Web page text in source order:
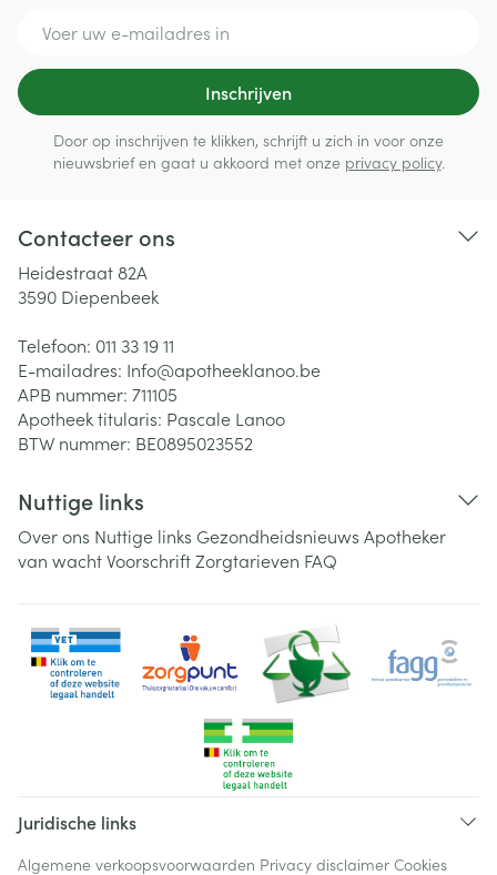
Inschrijven
Door op inschrijven te klikken, schrijft u zich in voor onze
nieuwsbrief en gaat u akkoord met onze privacy policy.
Contacteer ons
Heidestraat 82A
3590 Diepenbeek
Telefoon: 011 33 19 11
E-mailadres: Info@apotheeklanoo.be
APB nummer: 711105
Apotheek titularis: Pascale Lanoo
BTW nummer: BE0895023552
Nuttige links
Over ons Nuttige links Gezondheidsnieuws Apotheker
van wachtVoorschriftZorgtarieven FAQ
Juridische links
Algemene verkoopsvoorwaarden Privacy disclaimer Cookies